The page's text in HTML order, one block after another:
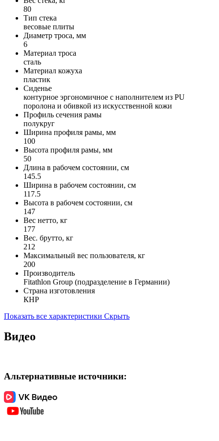
80
Тип стека
весовые плиты
Диаметр троса, мм
6
Материал троса
сталь
Материал кожуха
пластик
Сиденье
контурное эргономичное с наполнителем из PU
поролона и обивкой из искусственной кожи
Профиль сечения рамы
полукруг
Ширина профиля рамы, мм
100
Высота профиля рамы, мм
50
Длина в рабочем состоянии, см
145.5
Ширина в рабочем состоянии, см
117.5
Высота в рабочем состоянии, см
147
Вес нетто, кг
177
Вес. брутто, кг
212
Максимальный вес пользователя, кг
200
Производитель
Fitathlon Group (подразделение в Германии)
Страна изготовления
КНР
Показать все характеристики Скрыть
Видео
Альтернативные источники: